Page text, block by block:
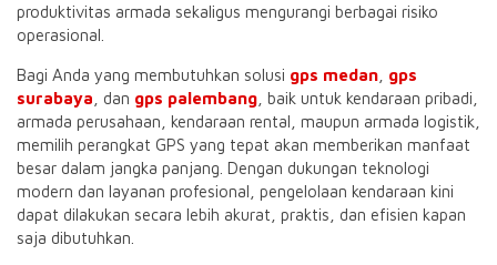
produktivitas armada sekaligus mengurangi berbagai risiko
operasional.
Bagi Anda yang membutuhkan solusi gps medan gps
surabaya , dan gps palembang , baik untuk kendaraan pribadi,
armada perusahaan, kendaraan rental, maupun armada logistik,
memilih perangkat GPS yang tepat akan memberikan manfaat
besar dalam jangka panjang. Dengan dukungan teknologi
modern dan layanan profesional, pengelolaan kendaraan kini
dapat dilakukan secara lebih akurat, praktis, dan efisien kapan
saja dibutuhkan.